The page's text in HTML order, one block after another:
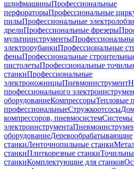
шлифмашиныПрофессиональные
перфораторыПрофессиональные
пилыПрофессиональные
дрелиПрофессиональные фрезеры
мультиинструменты
электрорубанкиПрофессиональные
феныПрофессиональные
пистолетыПрофессиональные
станкиПрофессиональные
электроножницыПневмоинструмент
профессионального
оборудованиеКомпрессорыТепловые
профессиональныеСтружкоотсосы
компрессоров, пневмосистемСистемы
электроинструмента
оборудованиеДеревообрабатывающие
станкиЛенточнопильные станки
станкиПлиткорезные станки
станкиКомплектующие для станков